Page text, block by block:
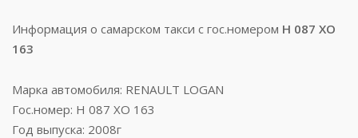
Информация о самарском такси с гос.номером Н 087 ХО
163
Марка автомобиля: RENAULT LOGAN
Гос.номер: Н 087 ХО 163
Год выпуска: 2008г